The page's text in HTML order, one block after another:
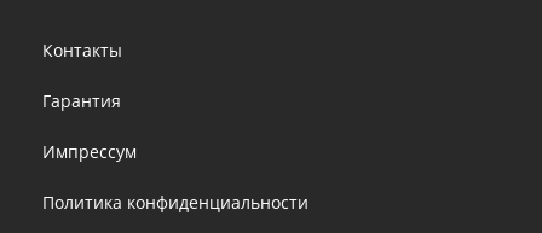
menu
Контакты
Гарантия
Импрессум
Политика конфиденциальности